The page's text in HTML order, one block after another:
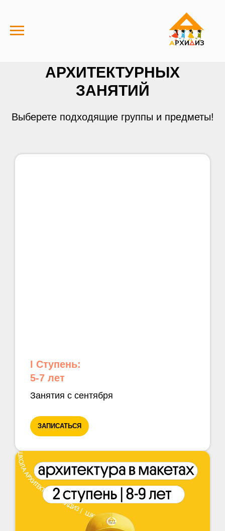
АРХИТЕКТУРНЫХ
ЗАНЯТИЙ
Выберете подходящие группы и предметы!
I Ступень:
5-7 лет
Занятия с сентября
ЗАПИСАТЬСЯ